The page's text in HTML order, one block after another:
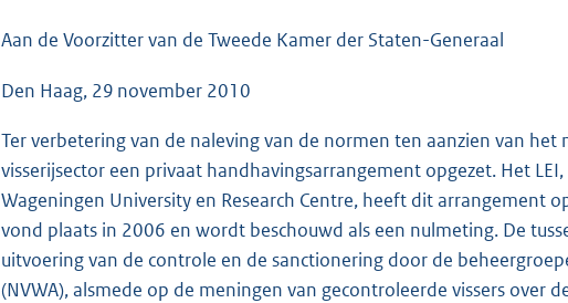
o
:
4
5
K
b
Aan de Voorzitter van de Tweede Kamer der Staten-Generaal
Den Haag, 29 november 2010
Ter verbetering van de naleving van de normen ten aanzien van
visserijsector een privaat handhavingsarrangement opgezet. Het
Wageningen University en Research Centre, heeft dit arrangement
vond plaats in 2006 en wordt beschouwd als een nulmeting. De
uitvoering van de controle en de sanctionering door de
(NVWA), alsmede op de meningen van gecontroleerde vissers over